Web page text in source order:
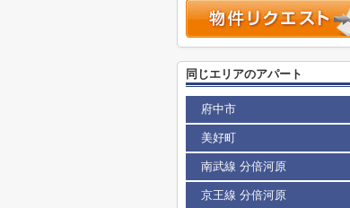
同じエリアのアパート
府中市
美好町
南武線 分倍河原
京王線 分倍河原